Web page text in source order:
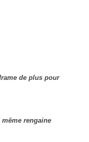
de plus pour
rengaine